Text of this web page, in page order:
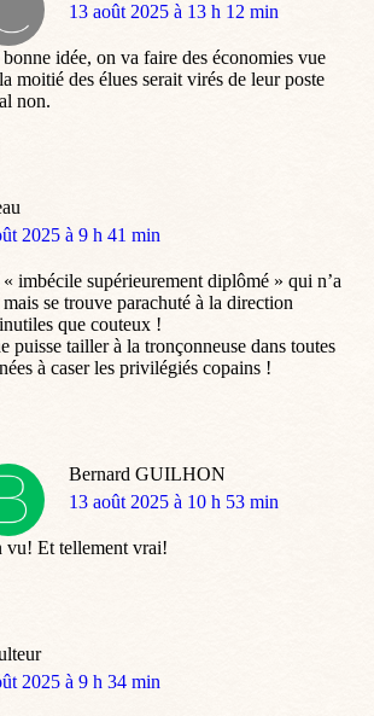
dit
13 août 2025 à 13 h 12 min
bonne idée, on va faire des économies vue
moitié des élues serait virés de leur poste
non.
2025 à 9 h 41 min
imbécile supérieurement diplômé » qui n’a
se trouve parachuté à la direction
que couteux !
puisse tailler à la tronçonneuse dans toutes
à caser les privilégiés copains !
Bernard GUILHON
dit
13 août 2025 à 10 h 53 min
vu! Et tellement vrai!
2025 à 9 h 34 min